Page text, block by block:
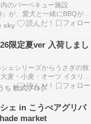
のバーベキュー施設
』が、愛犬と一緒にBBQが楽
うです7月2日(水)から、
愛犬同伴OKエリアが新登場
～ この投稿をInstagramで
しい時間『…
sky
限定夏ver 入荷しまし
ェシリーズからうさぎの牧
麦・小麦・オーツ イタリア
できました うさぎの牧草
通販はココロのおうちうさ
門店【ココロのおうち】で
主さんの幸せを第一に…
ち 軟式ブログ
ェ in こうべアグリパ
market